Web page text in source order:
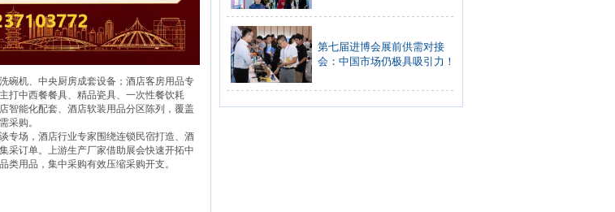
碗机、中央厨房成套设备；酒店客房用品专
打中西餐餐具、精品瓷具、一次性餐饮耗
智能化配套、酒店软装用品分区陈列，覆盖
采购。
专场，酒店行业专家围绕连锁民宿打造、酒
采订单。上游生产厂家借助展会快速开拓中
用品，集中采购有效压缩采购开支。
第七届进博会展前供需对接
会：中国市场仍极具吸引力！